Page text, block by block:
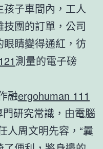
子車間內，工人
團的訂單，公司
睛變得通紅，彷
測量的電子磅
融ergohuman 111
研究常識，由電腦
人周文明先容，“曩